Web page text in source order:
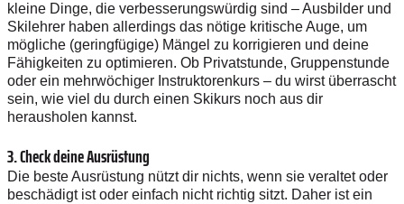
kleine Dinge, die verbesserungswürdig sind – Ausbilder und
Skilehrer haben allerdings das nötige kritische Auge, um
mögliche (geringfügige) Mängel zu korrigieren und deine
Fähigkeiten zu optimieren. Ob Privatstunde, Gruppenstunde
oder ein mehrwöchiger Instruktorenkurs – du wirst überrascht
sein, wie viel du durch einen Skikurs noch aus dir
herausholen kannst.
3. Check deine Ausrüstung
Die beste Ausrüstung nützt dir nichts, wenn sie veraltet oder
beschädigt ist oder einfach nicht richtig sitzt. Daher ist ein